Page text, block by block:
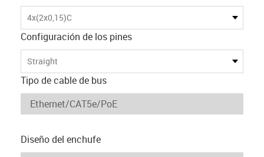
4x(2x0,15)C
Configuración de los pines
Straight
Tipo de cable de bus
Diseño del enchufe